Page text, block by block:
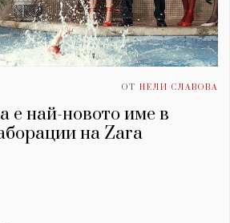
ОТ НЕЛИ СЛАВОВА
е най-новото име в
на Zara